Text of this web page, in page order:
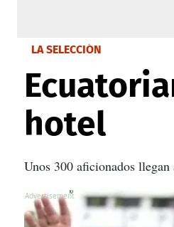
LA SELECCIÓN
hotel
Unos 300 aficionados
X